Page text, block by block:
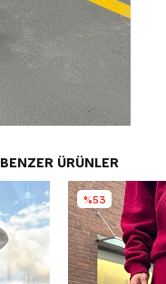
BENZER ÜRÜNLER
%53